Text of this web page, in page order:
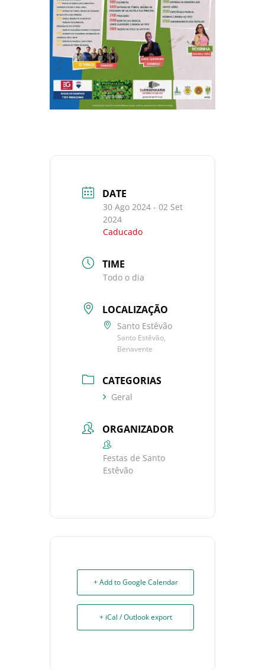
DATE
30 Ago 2024 - 02 Set
2024
Caducado
TIME
Todo o dia
LOCALIZAÇÃO
Santo Estêvão
Santo Estêvão,
Benavente
CATEGORIAS
Geral
ORGANIZADOR
Festas de Santo
Estêvão
+ Add to Google Calendar
+ iCal / Outlook export